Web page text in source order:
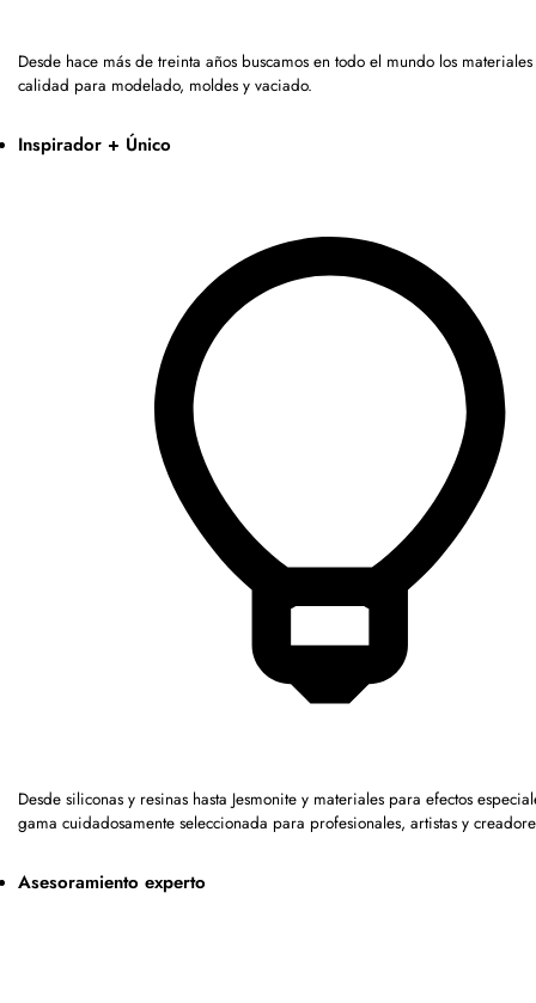
Desde hace más de treinta años buscamos en todo el mundo los
calidad para modelado, moldes y vaciado.
Inspirador + Único
Desde siliconas y resinas hasta Jesmonite y materiales para efectos
gama cuidadosamente seleccionada para profesionales, artistas y
Asesoramiento experto